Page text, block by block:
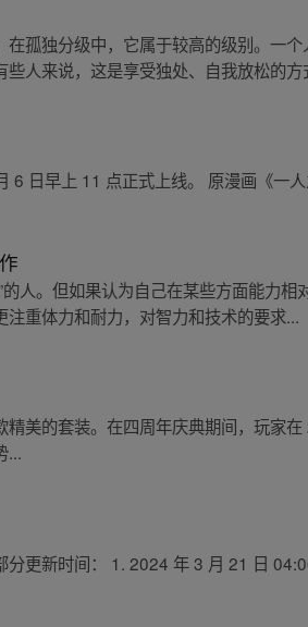
孤独分级中，它属于较高的级别。一
人来说，这是享受独处、自我放松的方
6 日早上 11 点正式上线。 原漫画《一
人。但如果认为自己在某些方面能力
重体力和耐力，对智力和技术的要求...
精美的套装。在四周年庆典期间，玩
...
分更新时间： 1. 2024 年 3 月 21 日